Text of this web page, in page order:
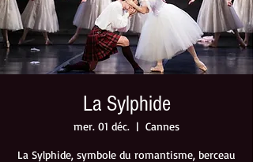
La Sylphide
mer. 01 déc.
  |
Cannes
La Sylphide, symbole du romantisme, berceau